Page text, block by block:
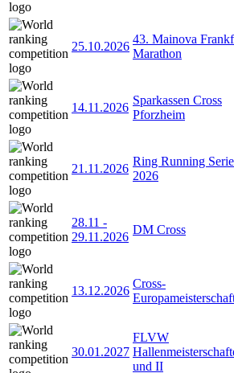
25.10.2026
43. Mainova
Marathon
14.11.2026
Sparkassen Cross
Pforzheim
21.11.2026
Ring Running
2026
28.11 -
29.11.2026
DM Cross
13.12.2026
Cross-
30.01.2027
FLVW
und II